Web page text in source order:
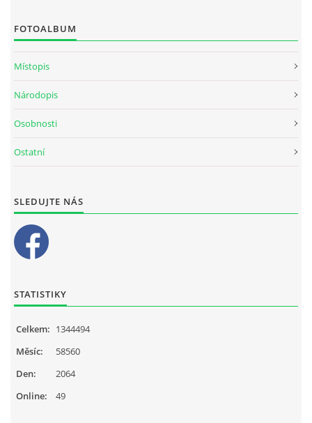
FOTOALBUM
Místopis
Národopis
Osobnosti
Ostatní
SLEDUJTE NÁS
STATISTIKY
Online: 49
Celkem: 1344494
Měsíc:
58560
Den:
2064